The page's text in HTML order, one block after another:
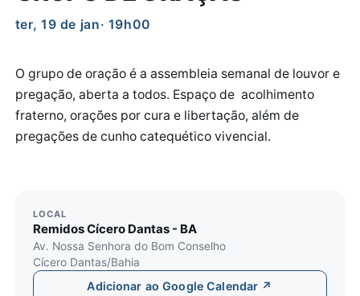
ter, 19 de jan· 19h00
O grupo de oração é a assembleia semanal de louvor e
pregação, aberta a todos. Espaço de acolhimento
fraterno, orações por cura e libertação, além de
pregações de cunho catequético vivencial.
LOCAL
Remidos Cícero Dantas - BA
Av. Nossa Senhora do Bom Conselho
Cícero Dantas/Bahia
Adicionar ao Google Calendar ↗